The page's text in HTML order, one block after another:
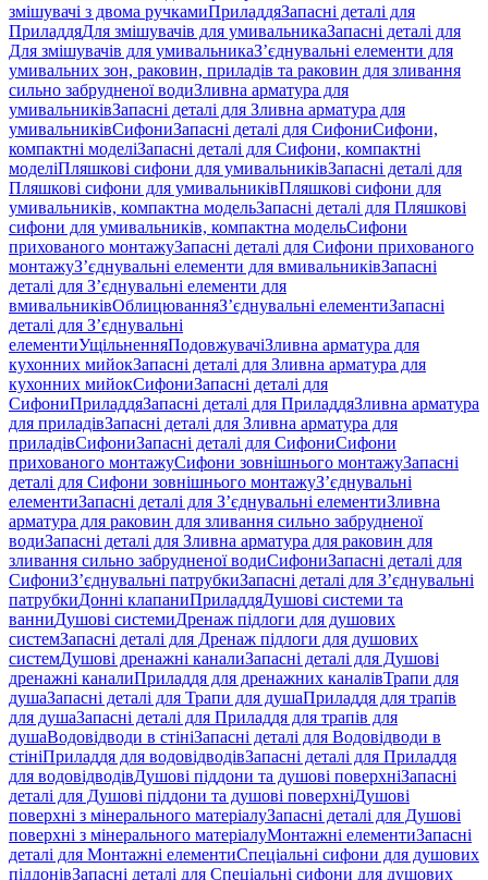
змішувачі з двома ручкамиПриладдяЗапасні деталі для
ПриладдяДля змішувачів для умивальникаЗапасні деталі для
Для змішувачів для умивальникаЗ’єднувальні елементи для
умивальних зон, раковин, приладів та раковин для зливання
сильно забрудненої водиЗливна арматура для
умивальниківЗапасні деталі для Зливна арматура для
умивальниківСифониЗапасні деталі для СифониСифони,
компактні моделіЗапасні деталі для Сифони, компактні
моделіПляшкові сифони для умивальниківЗапасні деталі для
Пляшкові сифони для умивальниківПляшкові сифони для
умивальників, компактна модельЗапасні деталі для Пляшкові
сифони для умивальників, компактна модельСифони
прихованого монтажуЗапасні деталі для Сифони прихованого
монтажуЗ’єднувальні елементи для вмивальниківЗапасні
деталі для З’єднувальні елементи для
вмивальниківОблицюванняЗ’єднувальні елементиЗапасні
деталі для З’єднувальні
елементиУщільненняПодовжувачіЗливна арматура для
кухонних мийокЗапасні деталі для Зливна арматура для
кухонних мийокСифониЗапасні деталі для
СифониПриладдяЗапасні деталі для ПриладдяЗливна арматура
для приладівЗапасні деталі для Зливна арматура для
приладівСифониЗапасні деталі для СифониСифони
прихованого монтажуСифони зовнішнього монтажуЗапасні
деталі для Сифони зовнішнього монтажуЗ’єднувальні
елементиЗапасні деталі для З’єднувальні елементиЗливна
арматура для раковин для зливання сильно забрудненої
водиЗапасні деталі для Зливна арматура для раковин для
зливання сильно забрудненої водиСифониЗапасні деталі для
СифониЗ’єднувальні патрубкиЗапасні деталі для З’єднувальні
патрубкиДонні клапаниПриладдяДушові системи та
ванниДушові системиДренаж підлоги для душових
системЗапасні деталі для Дренаж підлоги для душових
системДушові дренажні каналиЗапасні деталі для Душові
дренажні каналиПриладдя для дренажних каналівТрапи для
душаЗапасні деталі для Трапи для душаПриладдя для трапів
для душаЗапасні деталі для Приладдя для трапів для
душаВодовідводи в стініЗапасні деталі для Водовідводи в
стініПриладдя для водовідводівЗапасні деталі для Приладдя
для водовідводівДушові піддони та душові поверхніЗапасні
деталі для Душові піддони та душові поверхніДушові
поверхні з мінерального матеріалуЗапасні деталі для Душові
поверхні з мінерального матеріалуМонтажні елементиЗапасні
деталі для Монтажні елементиСпеціальні сифони для душових
піддонівЗапасні деталі для Спеціальні сифони для душових